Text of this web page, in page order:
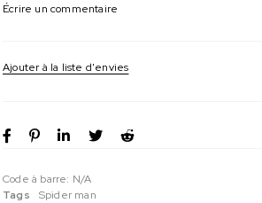
Écrire un commentaire
Code à barre: N/A
Tags
Spider man